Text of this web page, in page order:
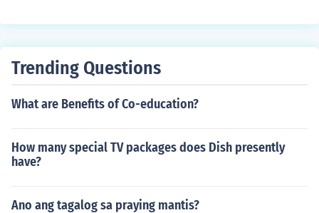
Trending Questions
What are Benefits of Co-education?
How many special TV packages does Dish presently
have?
Ano ang tagalog sa praying mantis?